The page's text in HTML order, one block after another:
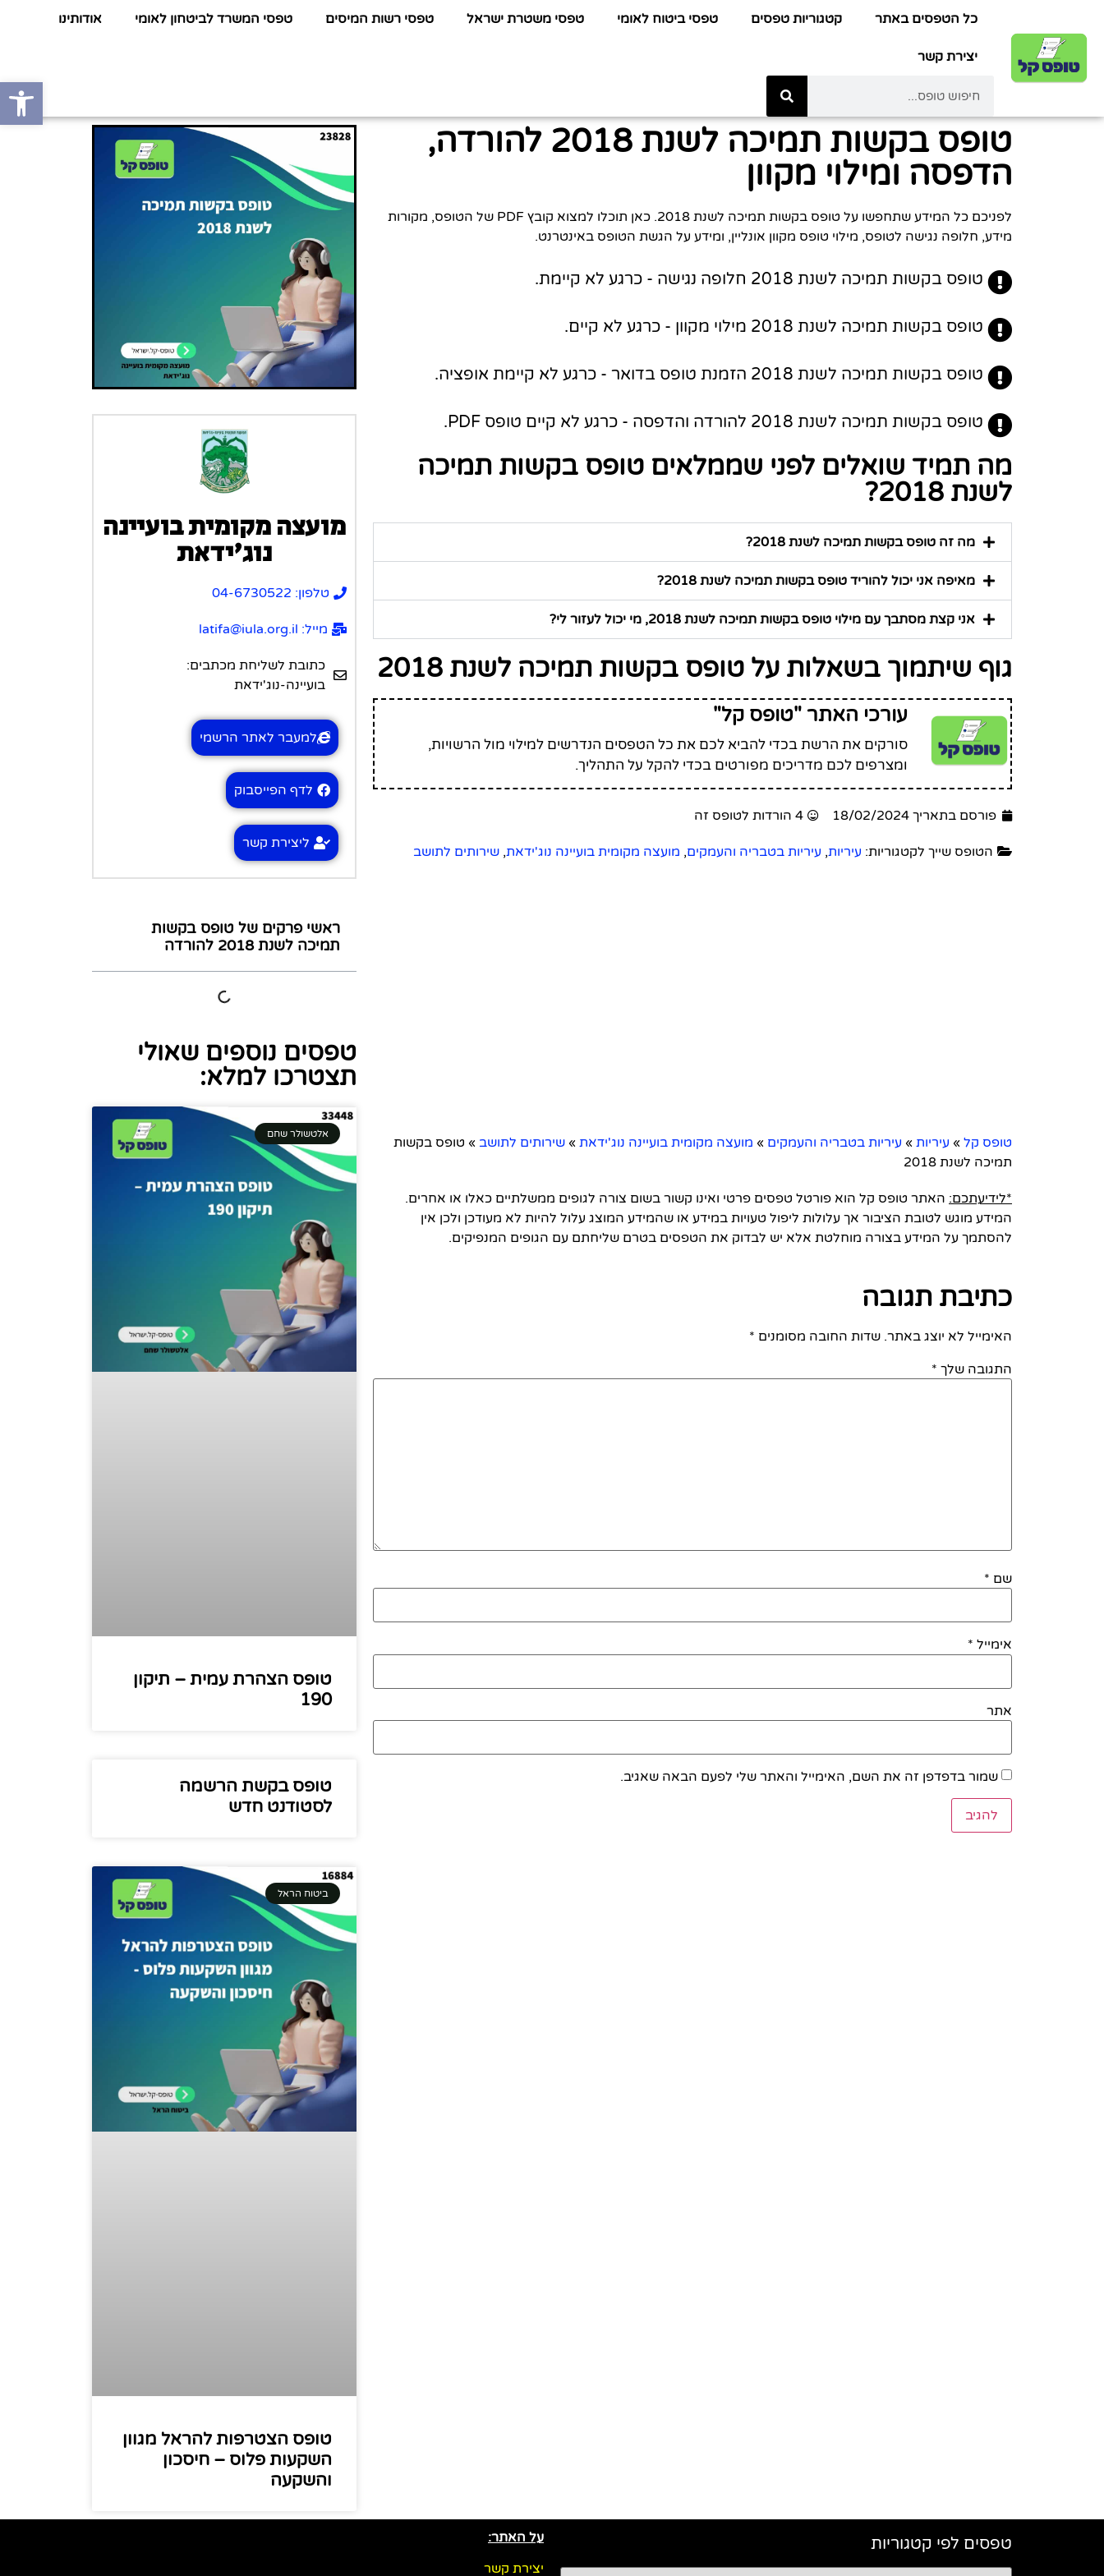
כל הטפסים באתר קטגוריות טפסים טפסי ביטוח לאומי טפסי משטרת ישראל טפסי רשות המיסים טפסי המשרד לביטחון לאומי אודותינו
יצירת קשר
טופס בקשות תמיכה לשנת 2018 להורדה,
הדפסה ומילוי מקוון
לפניכם כל המידע שתחפשו על טופס בקשות תמיכה לשנת 2018. כאן תוכלו למצוא קובץ PDF של הטופס, מקורות
מידע, חלופה נגישה לטופס, מילוי טופס מקוון אונליין, ומידע על הגשת הטופס באינטרנט.
טופס בקשות תמיכה לשנת 2018 חלופה נגישה - כרגע לא קיימת.
טופס בקשות תמיכה לשנת 2018 מילוי מקוון - כרגע לא קיים.
טופס בקשות תמיכה לשנת 2018 הזמנת טופס בדואר - כרגע לא קיימת אופציה.
טופס בקשות תמיכה לשנת 2018 להורדה והדפסה - כרגע לא קיים טופס PDF.
מה תמיד שואלים לפני שממלאים טופס בקשות תמיכה
לשנת 2018?
מה זה טופס בקשות תמיכה לשנת 2018?
מאיפה אני יכול להוריד טופס בקשות תמיכה לשנת 2018?
אני קצת מסתבך עם מילוי טופס בקשות תמיכה לשנת 2018, מי יכול לעזור לי?
גוף שיתמוך בשאלות על טופס בקשות תמיכה לשנת 2018
עורכי האתר "טופס קל"
סורקים את הרשת בכדי להביא לכם את כל הטפסים הנדרשים למילוי מול הרשויות,
ומצרפים לכם מדריכים מפורטים בכדי להקל על התהליך.
פורסם בתאריך 18/02/2024 4 הורדות לטופס זה
הטופס שייך לקטגוריות: עיריות, עיריות בטבריה והעמקים, מועצה מקומית בועיינה נוג'ידאת, שירותים לתושב
טופס קל » עיריות » עיריות בטבריה והעמקים » מועצה מקומית בועיינה נוג'ידאת » שירותים לתושב » טופס בקשות
תמיכה לשנת 2018
*לידיעתכם: האתר טופס קל הוא פורטל טפסים פרטי ואינו קשור בשום צורה לגופים ממשלתיים כאלו או אחרים.
המידע מוגש לטובת הציבור אך עלולות ליפול טעויות במידע או שהמידע המוצג עלול להיות לא מעודכן ולכן אין
להסתמך על המידע בצורה מוחלטת אלא יש לבדוק את הטפסים בטרם שליחתם עם הגופים המנפיקים.
כתיבת תגובה
האימייל לא יוצג באתר. שדות החובה מסומנים *
התגובה שלך *
שם *
אימייל *
אתר
שמור בדפדפן זה את השם, האימייל והאתר שלי לפעם הבאה שאגיב.
מועצה מקומית בועיינה
נוג'ידאת
טלפון: 04-67​​30522
מייל: latifa@iula.org.il
כתובת לשליחת מכתבים:
בועיינה-נוג'ידאת
למעבר לאתר הרשמי
לדף הפייסבוק
ליצירת קשר
ראשי פרקים של טופס בקשות
תמיכה לשנת 2018 להורדה
טפסים נוספים שאולי
תצטרכו למלא:
אלטשולר שחם
טופס הצהרת עמית – תיקון
190
טופס בקשת הרשמה
לסטודנט חדש
ביטוח הראל
טופס הצטרפות להראל מגוון
השקעות פלוס – חיסכון
והשקעה
טפסים לפי קטגוריות
על האתר:
יצירת קשר
פתח